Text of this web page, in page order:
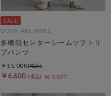
DOUX ARCHIVES
多機能センターシームソフトリ
ブパンツ
￥6,600 40％OFF
￥11,000